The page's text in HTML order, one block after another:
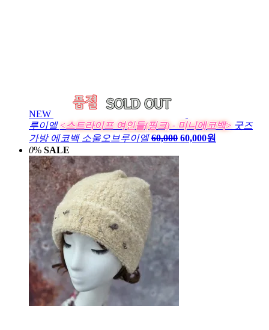
NEW
루이엘 <스트라이프 여인들(핑크) - 미니에코백> 굿즈
가방 에코백 소울오브루이엘 60,000 60,000원
0% SALE